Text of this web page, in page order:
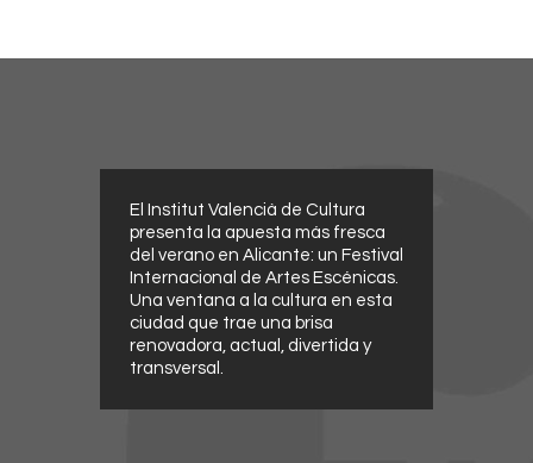
El Institut Valencià de Cultura
presenta la apuesta más fresca
del verano en Alicante: un Festival
Internacional de Artes Escénicas.
Una ventana a la cultura en esta
ciudad que trae una brisa
renovadora, actual, divertida y
transversal.